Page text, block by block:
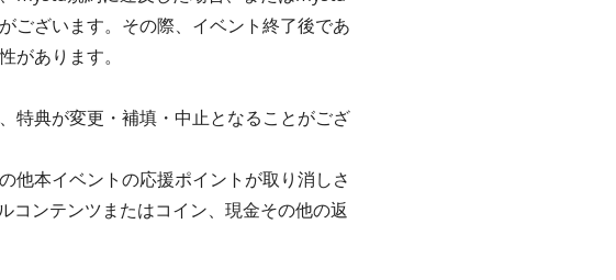
ございます。その際、イベント終了後であ
があります。
特典が変更・補填・中止となることがござ
他本イベントの応援ポイントが取り消しさ
ンテンツまたはコイン、現金その他の返